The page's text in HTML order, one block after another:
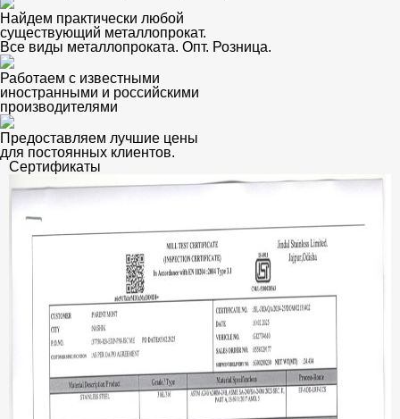
Найдем практически любой
существующий металлопрокат.
Все виды металлопроката. Опт. Розница.
Работаем с известными
иностранными и российскими
производителями
Предоставляем лучшие цены
для постоянных клиентов.
Сертификаты